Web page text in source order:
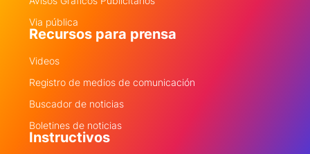
Via pública
Recursos para prensa
Videos
Registro de medios de comunicación
Buscador de noticias
Boletines de noticias
Instructivos